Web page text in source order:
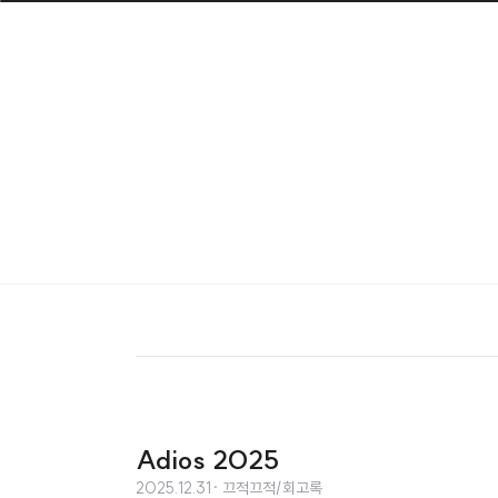
Adios 2025
2025.12.31 · 끄적끄적/회고록